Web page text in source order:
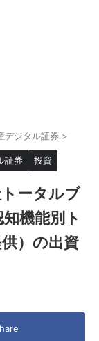
デジタル証券 >
証券 投資
ータルブ
機能別ト
）の出資